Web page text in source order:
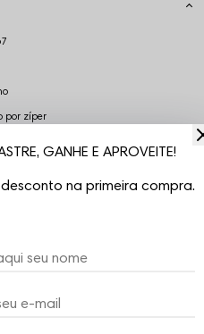
por zíper
100% originais ! Não trabalhamos
GANHE E APROVEITE!
desconto na primeira compra.